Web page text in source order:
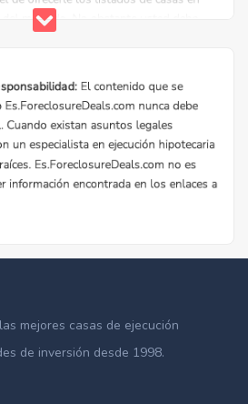
mejores casas de ejecución
de inversión desde 1998.